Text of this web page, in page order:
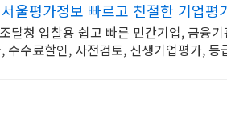
울평가정보 빠르고 친절한 기업평
달청 입찰용 쉽고 빠른 민간기업, 금융
수수료할인, 사전검토, 신생기업평가, 등